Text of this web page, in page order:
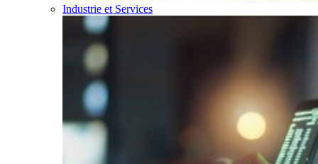
Industrie et Services